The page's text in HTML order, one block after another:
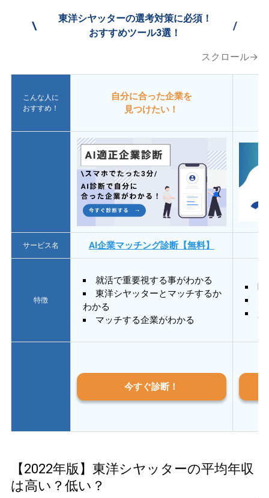
\
東洋シヤッターの選考対策に必須！
おすすめツール3選！
/
スクロール→
こんな人に
おすすめ！
自分に合った企業を
見つけたい！
サービス名 AI企業マッチング診断【無料】
特徴
就活で重要視する事がわかる
東洋シヤッターとマッチするか
わかる
マッチする企業がわかる
質
今すぐ診断！
【2022年版】東洋シヤッターの平均年収
は高い？低い？